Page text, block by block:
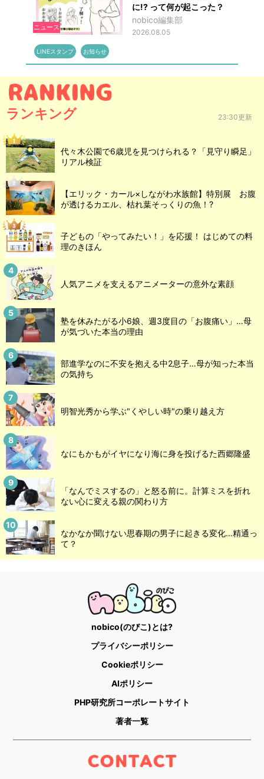
ニュース
に!? って何が起こった？
nobico編集部
2026.08.05
LINEスタンプ お知らせ
ランキング 23:30更新
代々木公園で6歳児を見つけられる？「見守り瞬足」
リアル検証
【エリック・カール×しながわ水族館】特別展 お腹
が透けるカエル、枯れ葉そっくりの魚！?
子どもの「やってみたい！」を応援！ はじめての料
理のきほん
人気アニメを支えるアニメーターの意外な素顔
塾を休みたがる小6娘、週3度目の「お腹痛い」…母
が気づいた本当の理由
部進学なのに不安を抱える中2息子…母が知った本当
の気持ち
明智光秀から学ぶ"くやしい時"の乗り越え方
なにもかもがイヤになり海に身を投げるた西郷隆盛
「なんでミスするの」と怒る前に。計算ミスを折れ
ない心に変える親の関わり方
なかなか聞けない思春期の男子に起きる変化…精通っ
て？
nobico(のびこ)とは?
プライバシーポリシー
Cookieポリシー
AIポリシー
PHP研究所コーポレートサイト
著者一覧